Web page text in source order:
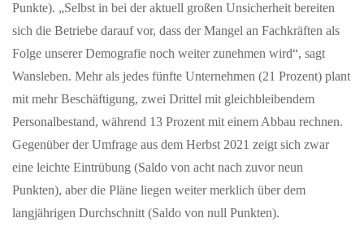
Neue Musterbriefe helfen Passagieren, ihre Rechte
geltend zu machen
Flugärger im Urlaub? Verspäteter Flug, Annullierung oder
beschädigtes Gepäck: Viele Reisende wissen nicht, welche Rechte
JUNI 02, 2026
gefährdet vulnerable Gruppen
Punkte). „Selbst in bei der aktuell großen Unsicherheit bereiten
sich die Betriebe darauf vor, dass der Mangel an Fachkräften als
Folge unserer Demografie noch weiter zunehmen wird“, sagt
Wansleben. Mehr als jedes fünfte Unternehmen (21 Prozent) plant
mit mehr Beschäftigung, zwei Drittel mit gleichbleibendem
Personalbestand, während 13 Prozent mit einem Abbau rechnen.
Gegenüber der Umfrage aus dem Herbst 2021 zeigt sich zwar
eine leichte Eintrübung (Saldo von acht nach zuvor neun
Punkten), aber die Pläne liegen weiter merklich über dem
langjährigen Durchschnitt (Saldo von null Punkten).